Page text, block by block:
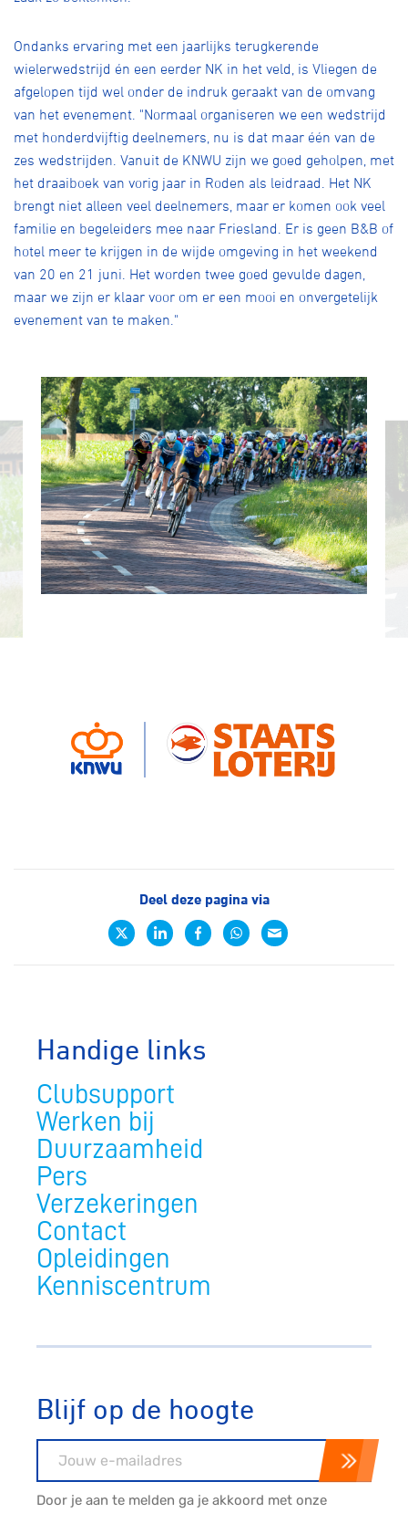
Ondanks ervaring met een jaarlijks terugkerende
wielerwedstrijd én een eerder NK in het veld, is Vliegen de
afgelopen tijd wel onder de indruk geraakt van de omvang
van het evenement. "Normaal organiseren we een wedstrijd
met honderdvijftig deelnemers, nu is dat maar één van de
zes wedstrijden. Vanuit de KNWU zijn we goed geholpen, met
het draaiboek van vorig jaar in Roden als leidraad. Het NK
brengt niet alleen veel deelnemers, maar er komen ook veel
familie en begeleiders mee naar Friesland. Er is geen B&B of
hotel meer te krijgen in de wijde omgeving in het weekend
van 20 en 21 juni. Het worden twee goed gevulde dagen,
maar we zijn er klaar voor om er een mooi en onvergetelijk
evenement van te maken."
Deel deze pagina via
Handige links
Clubsupport
Werken bij
Duurzaamheid
Pers
Verzekeringen
Contact
Opleidingen
Kenniscentrum
Blijf op de hoogte
Door je aan te melden ga je akkoord met onze